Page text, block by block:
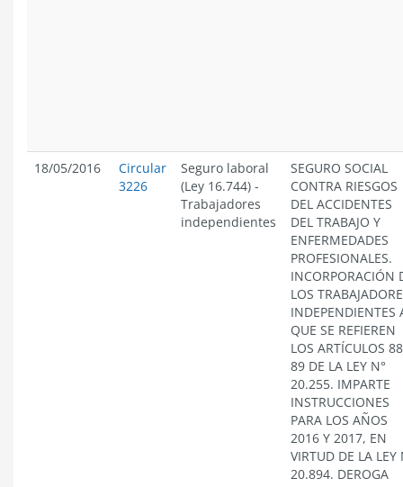
18/05/2016
Circular
3226
Seguro laboral
(Ley 16.744) -
Trabajadores
independientes
SEGURO SOCIAL
CONTRA RIESGOS
DEL ACCIDENTES
DEL TRABAJO Y
ENFERMEDADES
PROFESIONALES.
INCORPORACIÓN
LOS
INDEPENDIENTES
QUE SE REFIEREN
LOS ARTÍCULOS
89 DE LA LEY N°
20.255. IMPARTE
INSTRUCCIONES
PARA LOS AÑOS
2016 Y 2017, EN
VIRTUD DE LA LEY
20.894. DEROGA